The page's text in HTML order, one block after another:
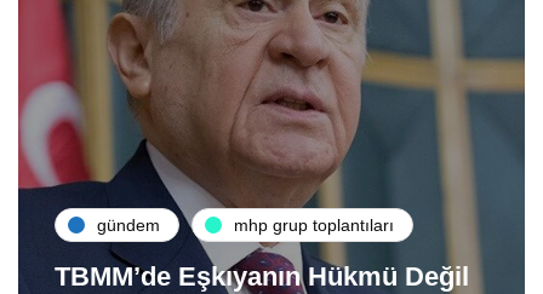
gündem mhp grup toplantıları
TBMM’de Eşkıyanın Hükmü Değil